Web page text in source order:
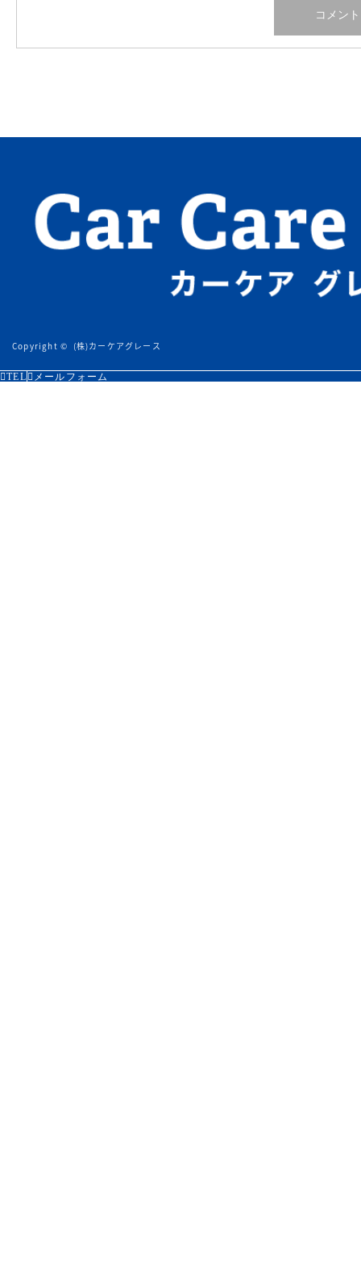
Copyright © (株)カーケアグレース
TEL メールフォーム